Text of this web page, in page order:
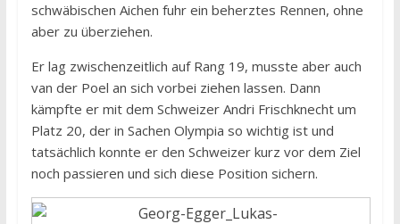
schwäbischen Aichen fuhr ein beherztes Rennen, ohne
aber zu überziehen.
Er lag zwischenzeitlich auf Rang 19, musste aber auch
van der Poel an sich vorbei ziehen lassen. Dann
kämpfte er mit dem Schweizer Andri Frischknecht um
Platz 20, der in Sachen Olympia so wichtig ist und
tatsächlich konnte er den Schweizer kurz vor dem Ziel
noch passieren und sich diese Position sichern.